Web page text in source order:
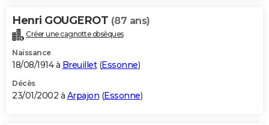
Henri GOUGEROT (87 ans)
Créer une cagnotte obsèques
Naissance
18/08/1914 à Breuillet(Essonne)
Décès
23/01/2002 à Arpajon (Essonne)